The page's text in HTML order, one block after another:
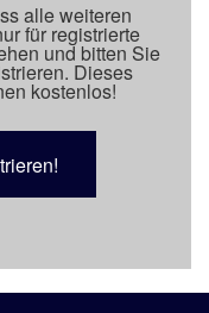
alle weiteren
für registrierte
und bitten Sie
Dieses
kostenlos!